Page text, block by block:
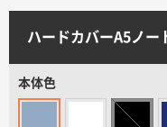
ご注文の流れ
ハードカバーA5ノー
本体色